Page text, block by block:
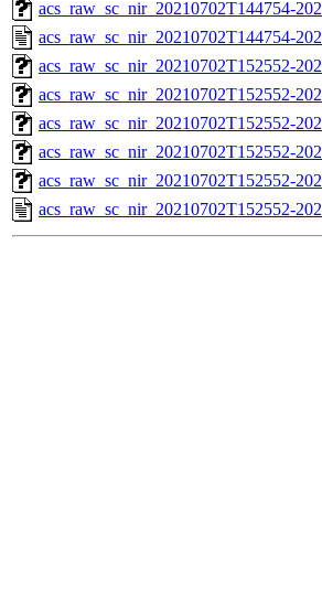
acs_raw_sc_nir_20210702T144754-
acs_raw_sc_nir_20210702T144754-
acs_raw_sc_nir_20210702T152552-
acs_raw_sc_nir_20210702T152552-
acs_raw_sc_nir_20210702T152552-
acs_raw_sc_nir_20210702T152552-
acs_raw_sc_nir_20210702T152552-
acs_raw_sc_nir_20210702T152552-